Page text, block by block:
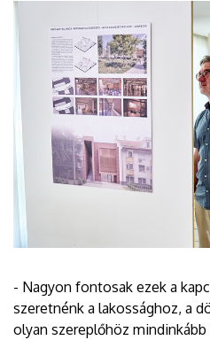
- Nagyon fontosak ezek a
szeretnénk a lakossághoz, a
olyan szereplőhöz